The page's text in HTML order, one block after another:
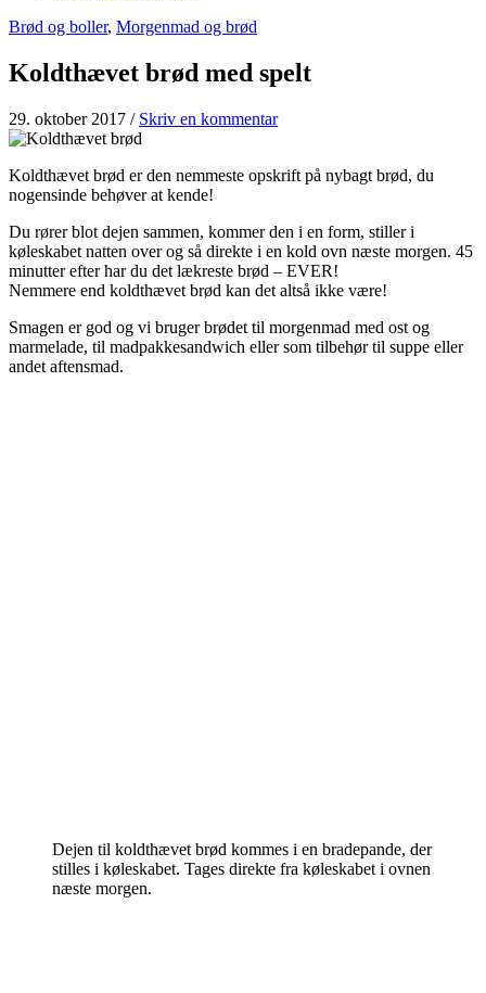
Brød og boller, Morgenmad og brød
Koldthævet brød med spelt
29. oktober 2017 / Skriv en kommentar
Koldthævet brød er den nemmeste opskrift på nybagt brød, du
nogensinde behøver at kende!
Du rører blot dejen sammen, kommer den i en form, stiller i
køleskabet natten over og så direkte i en kold ovn næste morgen. 45
minutter efter har du det lækreste brød – EVER!
Nemmere end koldthævet brød kan det altså ikke være!
Smagen er god og vi bruger brødet til morgenmad med ost og
marmelade, til madpakkesandwich eller som tilbehør til suppe eller
andet aftensmad.
Dejen til koldthævet brød kommes i en bradepande, der
stilles i køleskabet. Tages direkte fra køleskabet i ovnen
næste morgen.